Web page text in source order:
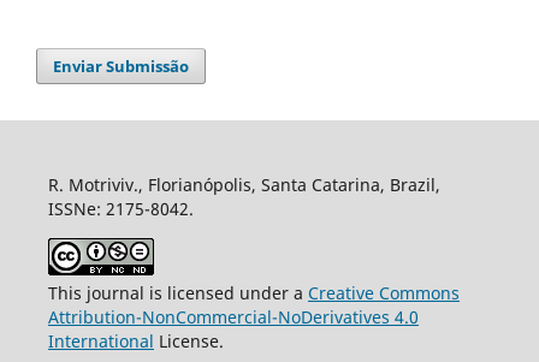
Enviar Submissão
R. Motriviv., Florianópolis, Santa Catarina, Brazil,
ISSNe: 2175-8042.
This journal is licensed under a Creative Commons
Attribution-NonCommercial-NoDerivatives 4.0
International License.